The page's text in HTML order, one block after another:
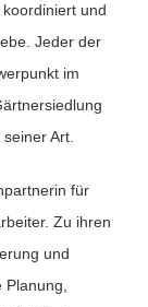
und
Jeder der
im
Art.
für
Zu ihren
und